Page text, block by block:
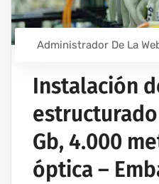
Administrador De La
Instalación
estructurado
Gb, 4.000
óptica –